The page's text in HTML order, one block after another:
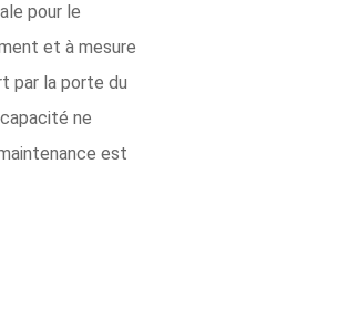
pour le
et à mesure
par la porte du
ne
est